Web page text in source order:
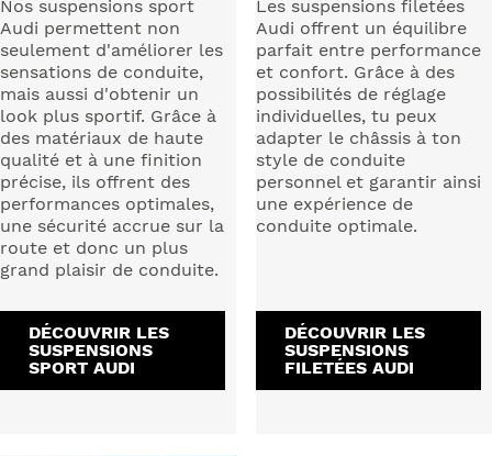
Nos suspensions sport
Audi permettent non
seulement d'améliorer les
sensations de conduite,
mais aussi d'obtenir un
look plus sportif. Grâce à
des matériaux de haute
qualité et à une finition
précise, ils offrent des
performances optimales,
une sécurité accrue sur la
route et donc un plus
grand plaisir de conduite.
DÉCOUVRIR LES
SUSPENSIONS
SPORT AUDI
Les suspensions filetées
Audi offrent un équilibre
parfait entre performance
et confort. Grâce à des
possibilités de réglage
individuelles, tu peux
adapter le châssis à ton
style de conduite
personnel et garantir ainsi
une expérience de
conduite optimale.
DÉCOUVRIR LES
SUSPENSIONS
FILETÉES AUDI